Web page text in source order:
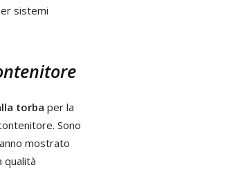
sistemi
torba per la
Sono
mostrato
qualità